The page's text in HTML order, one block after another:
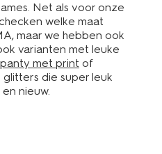
Net als voor onze
welke maat
maar we hebben ook
varianten met leuke
panty met print of
die super leuk
nieuw.